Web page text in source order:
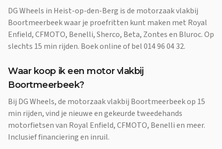
DG Wheels in Heist-op-den-Berg is de motorzaak vlakbij
Boortmeerbeek waar je proefritten kunt maken met Royal
Enfield, CFMOTO, Benelli, Sherco, Beta, Zontes en Bluroc. Op
slechts 15 min rijden. Boek online of bel 014 96 04 32.
Waar koop ik een motor vlakbij
Boortmeerbeek?
Bij DG Wheels, de motorzaak vlakbij Boortmeerbeek op 15
min rijden, vind je nieuwe en gekeurde tweedehands
motorfietsen van Royal Enfield, CFMOTO, Benelli en meer.
Inclusief financiering en inruil.